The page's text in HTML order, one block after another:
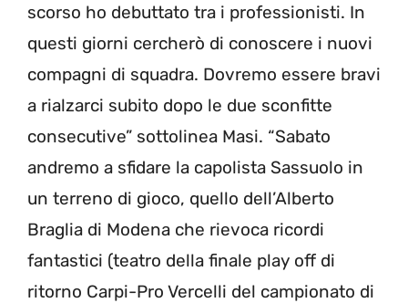
scorso ho debuttato tra i professionisti. In
questi giorni cercherò di conoscere i nuovi
compagni di squadra. Dovremo essere bravi
a rialzarci subito dopo le due sconfitte
consecutive” sottolinea Masi. “Sabato
andremo a sfidare la capolista Sassuolo in
un terreno di gioco, quello dell’Alberto
Braglia di Modena che rievoca ricordi
fantastici (teatro della finale play off di
ritorno Carpi-Pro Vercelli del campionato di